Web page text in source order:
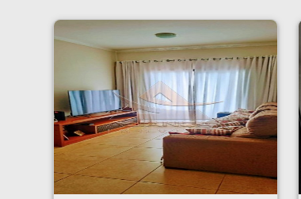
Apartamento - Palmares - Ribeirão Preto